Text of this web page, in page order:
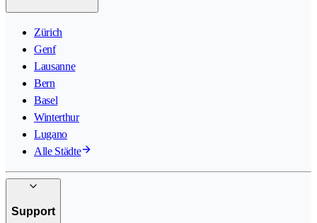
Zürich
Genf
Lausanne
Bern
Basel
Winterthur
Lugano
Alle Städte
Support